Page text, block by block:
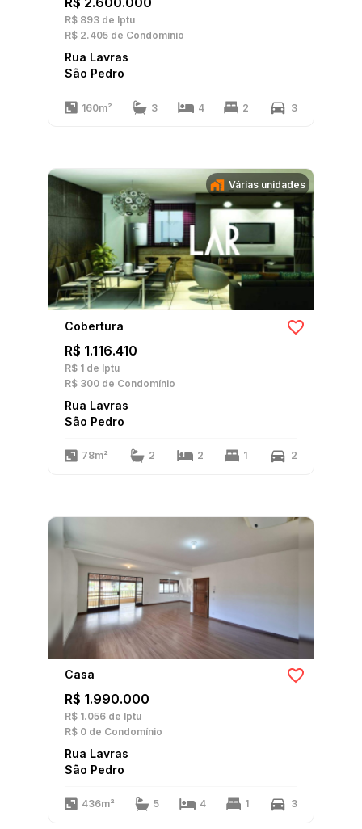
R$ 893 de Iptu
R$ 2.405 de Condomínio
Rua Lavras
São Pedro
160m² 3 4 2 3
Várias unidades
Cobertura
R$ 1.116.410
R$ 1 de Iptu
R$ 300 de Condomínio
Rua Lavras
São Pedro
78m² 2 2 1 2
Casa
R$ 1.990.000
R$ 1.056 de Iptu
R$ 0 de Condomínio
Rua Lavras
São Pedro
436m² 5 4 1 3